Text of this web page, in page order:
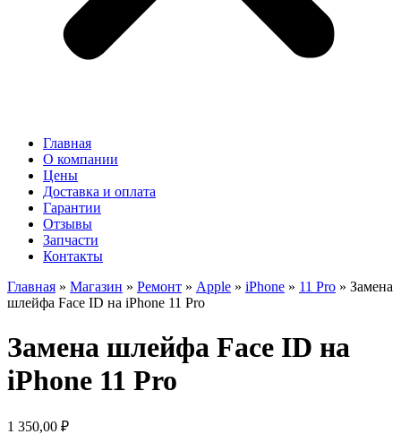
Главная
О компании
Цены
Доставка и оплата
Гарантии
Отзывы
Запчасти
Контакты
Главная » Магазин » Ремонт » Apple » iPhone » 11 Pro » Замена
шлейфа Face ID на iPhone 11 Pro
Замена шлейфа Face ID на
iPhone 11 Pro
1 350,00 ₽